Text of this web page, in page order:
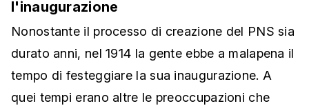
l'inaugurazione
Nonostante il processo di creazione del PNS sia
durato anni, nel 1914 la gente ebbe a malapena il
tempo di festeggiare la sua inaugurazione. A
quei tempi erano altre le preoccupazioni che